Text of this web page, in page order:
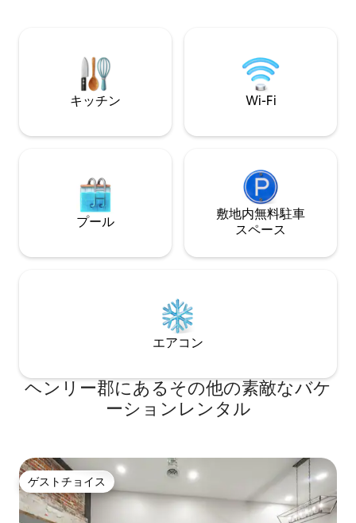
外パティオ。 • Wi-Fiとスマートテレビ •洗
濯機・乾燥機 次の方に最適です： •ロマ
ンティックな休暇を求めるカップル •リラ
ックスできる休暇を探している小さな家
ゲストに知らせるの
車スペースは2台
キッチン Wi-Fi
プール
敷地内無料駐⁠車
ス⁠ペ⁠ー⁠ス
エアコン
ヘンリー郡にあるその他の素敵なバケ
ーションレンタル
ゲストチョイス
ゲストチョイス